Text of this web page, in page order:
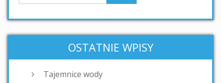
OSTATNIE WPISY
Tajemnice wody